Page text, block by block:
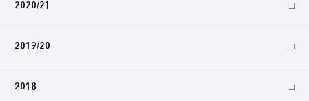
2020/21
2019/20
2018